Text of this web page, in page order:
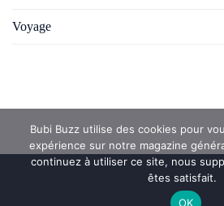
Voyage
Bubi Buzz utilise des cookies pour
expérience sur notre magazine
continuez à utiliser ce site, nous
êtes satisfait.
OK